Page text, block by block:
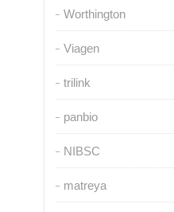
Worthington
Viagen
trilink
panbio
NIBSC
matreya